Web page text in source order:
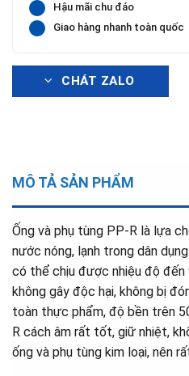
Hậu mãi chu đáo
Giao hàng nhanh toàn quốc
CHÁT ZALO
MÔ TẢ SẢN PHẨM
Ống và phụ tùng PP-R là lựa
nước nóng, lạnh trong dân
có thể chịu được nhiệu độ đến
không gây độc hại, không bị
toàn thực phẩm, độ bền trên
R cách âm rất tốt, giữ nhiệt,
ống và phụ tùng kim loại, nên